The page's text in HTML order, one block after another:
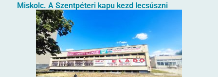
Miskolc. A Szentpéteri kapu kezd lecsúszni